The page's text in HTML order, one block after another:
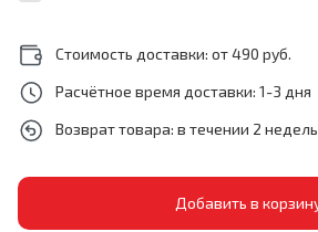
Стоимость доставки: от 490 руб.
Расчётное время доставки: 1-3 дня
Возврат товара: в течении 2 недель